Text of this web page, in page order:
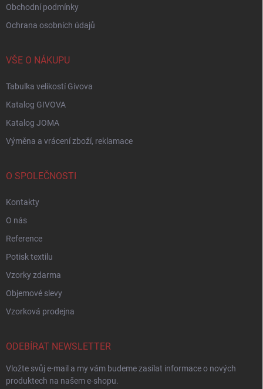
Obchodní podmínky
Ochrana osobních údajů
VŠE O NÁKUPU
Tabulka velikostí Givova
Katalog GIVOVA
Katalog JOMA
Výměna a vrácení zboží, reklamace
O SPOLEČNOSTI
Kontakty
O nás
Reference
Potisk textilu
Vzorky zdarma
Objemové slevy
Vzorková prodejna
ODEBÍRAT NEWSLETTER
Vložte svůj e-mail a my vám budeme zasílat informace o nových
produktech na našem e-shopu.